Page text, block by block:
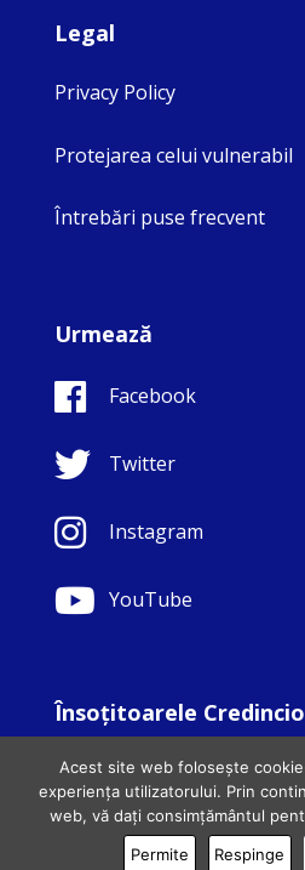
Legal
Privacy Policy
Protejarea celui vulnerabil
Întrebări puse frecvent
Urmează
Facebook
Twitter
Instagram
YouTube
Însoţitoarele
All Rights Reserved. - Website
Charity Web Design
Acest site web folosește
experiența utilizatorului. Prin
web, vă dați consimțământul
Permite
Respinge